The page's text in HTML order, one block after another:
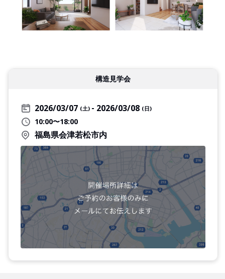
構造見学会
2026/03/07 (土) 2026/03/08 (日)
10:00〜18:00
福島県会津若松市内